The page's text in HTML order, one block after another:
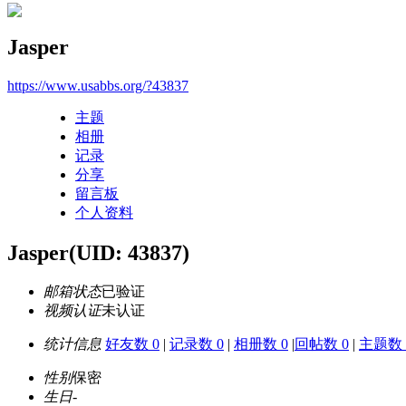
Jasper
https://www.usabbs.org/?43837
主题
相册
记录
分享
留言板
个人资料
Jasper(UID: 43837)
邮箱状态已验证
视频认证未认证
统计信息 好友数 0 | 记录数 0 | 相册数 0 |回帖数 0 | 主题数
性别保密
生日-